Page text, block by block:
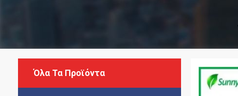
Όλα Τα Προϊόντα